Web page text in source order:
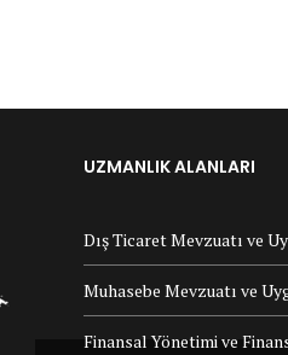
UZMANLIK ALANLARI
Dış Ticaret Mevzuatı ve
Muhasebe Mevzuatı ve
Finansal Yönetimi ve